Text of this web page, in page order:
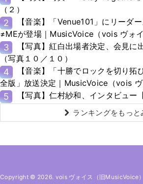
（２）
2
【音楽】「Venue101」にリーダ
≠MEが登場｜MusicVoice（vois ヴォイ
3
【写真】紅白出場者決定、会見に
（写真１０／１０）
4
【音楽】「十勝でロックを切り拓
全版」放送決定｜MusicVoice（vois ヴ
5 【写真】仁村紗和、インタビュー
ランキングをもっと
Copyright © 2026. vois ヴォイス（旧MusicVoice）